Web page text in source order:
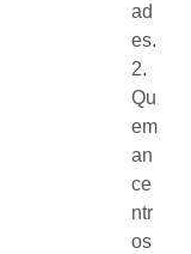
ad
es.
2.
Qu
em
an
ce
ntr
os